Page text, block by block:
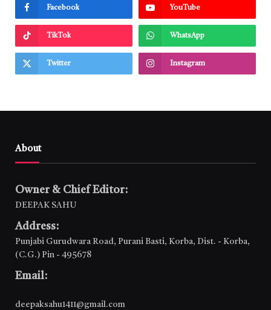
Facebook YouTube
TikTok WhatsApp
Twitter Instagram
About
Owner & Chief Editor:
DEEPAK SAHU
Address:
Punjabi Gurudwara Road, Purani Basti, Korba, Dist. - Korba,
(C.G.) Pin - 495678
Email:
deepaksahu1411@gmail.com